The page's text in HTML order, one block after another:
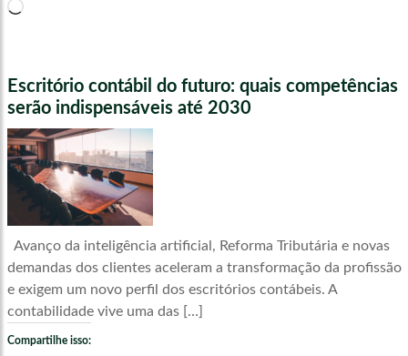
Carregando...
Escritório contábil do futuro: quais competências
serão indispensáveis até 2030
Avanço da inteligência artificial, Reforma Tributária e novas
demandas dos clientes aceleram a transformação da profissão
e exigem um novo perfil dos escritórios contábeis. A
contabilidade vive uma das […]
Compartilhe isso: